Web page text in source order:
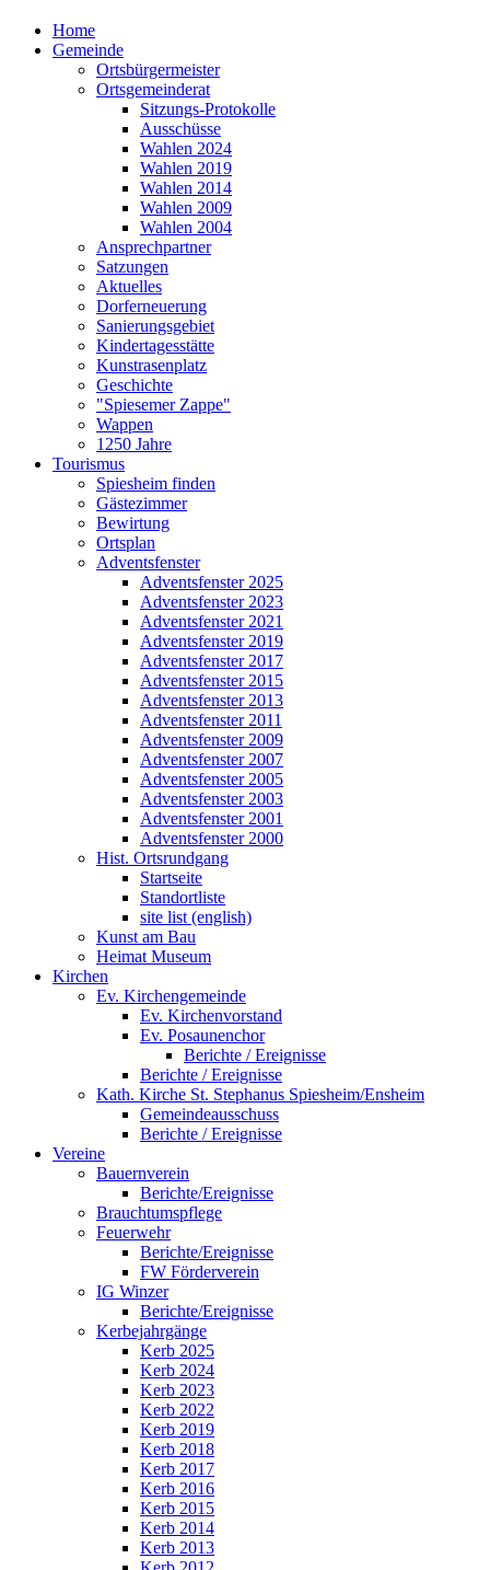
Home
Gemeinde
Ortsbürgermeister
Ortsgemeinderat
Sitzungs-Protokolle
Ausschüsse
Wahlen 2024
Wahlen 2019
Wahlen 2014
Wahlen 2009
Wahlen 2004
Ansprechpartner
Satzungen
Aktuelles
Dorferneuerung
Sanierungsgebiet
Kindertagesstätte
Kunstrasenplatz
Geschichte
"Spiesemer Zappe"
Wappen
1250 Jahre
Tourismus
Spiesheim finden
Gästezimmer
Bewirtung
Ortsplan
Adventsfenster
Adventsfenster 2025
Adventsfenster 2023
Adventsfenster 2021
Adventsfenster 2019
Adventsfenster 2017
Adventsfenster 2015
Adventsfenster 2013
Adventsfenster 2011
Adventsfenster 2009
Adventsfenster 2007
Adventsfenster 2005
Adventsfenster 2003
Adventsfenster 2001
Adventsfenster 2000
Hist. Ortsrundgang
Startseite
Standortliste
site list (english)
Kunst am Bau
Heimat Museum
Kirchen
Ev. Kirchengemeinde
Ev. Kirchenvorstand
Ev. Posaunenchor
Berichte / Ereignisse
Berichte / Ereignisse
Kath. Kirche St. Stephanus Spiesheim/Ensheim
Gemeindeausschuss
Berichte / Ereignisse
Vereine
Bauernverein
Berichte/Ereignisse
Brauchtumspflege
Feuerwehr
Berichte/Ereignisse
FW Förderverein
IG Winzer
Berichte/Ereignisse
Kerbejahrgänge
Kerb 2025
Kerb 2024
Kerb 2023
Kerb 2022
Kerb 2019
Kerb 2018
Kerb 2017
Kerb 2016
Kerb 2015
Kerb 2014
Kerb 2013